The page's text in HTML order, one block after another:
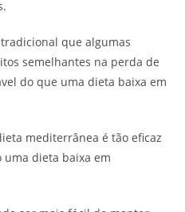
que algumas
semelhantes na perda de
do que uma dieta baixa em
mediterrânea é tão eficaz
dieta baixa em